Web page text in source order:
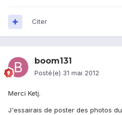
Citer
boom131
Posté(e) 31 mai 2012
Merci Ketj.
J'essairais de poster des photos